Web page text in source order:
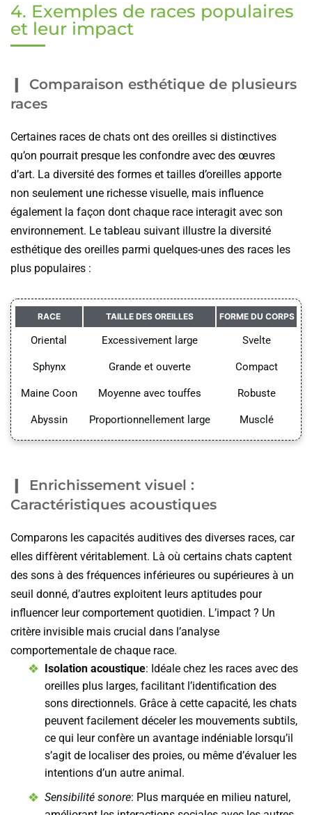
4. Exemples de races populaires
et leur impact
Comparaison esthétique de plusieurs
races
Certaines races de chats ont des oreilles si distinctives
qu’on pourrait presque les confondre avec des œuvres
d’art. La diversité des formes et tailles d’oreilles apporte
non seulement une richesse visuelle, mais influence
également la façon dont chaque race interagit avec son
environnement. Le tableau suivant illustre la diversité
esthétique des oreilles parmi quelques-unes des races les
plus populaires :
RACE TAILLE DES OREILLES FORME DU CORPS
Oriental Excessivement large Svelte
Sphynx Grande et ouverte Compact
Maine Coon Moyenne avec touffes Robuste
Abyssin Proportionnellement large Musclé
Enrichissement visuel :
Caractéristiques acoustiques
Comparons les capacités auditives des diverses races, car
elles diffèrent véritablement. Là où certains chats captent
des sons à des fréquences inférieures ou supérieures à un
seuil donné, d’autres exploitent leurs aptitudes pour
influencer leur comportement quotidien. L’impact ? Un
critère invisible mais crucial dans l’analyse
comportementale de chaque race.
Isolation acoustique: Idéale chez les races avec des
oreilles plus larges, facilitant l’identification des
sons directionnels. Grâce à cette capacité, les chats
peuvent facilement déceler les mouvements subtils,
ce qui leur confère un avantage indéniable lorsqu’il
s’agit de localiser des proies, ou même d’évaluer les
intentions d’un autre animal.
Sensibilité sonore: Plus marquée en milieu naturel,